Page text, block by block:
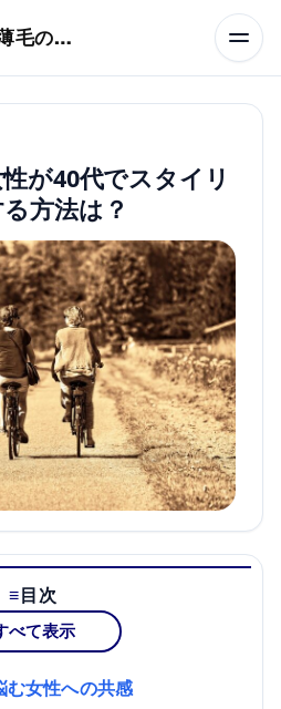
モテる髪型術！つむじ薄毛の隠し方
が40代でスタイリ
方法は？
目次
べて表示
む女性への共感